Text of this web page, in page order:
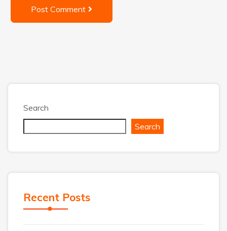
Post Comment
Search
Search
Recent Posts